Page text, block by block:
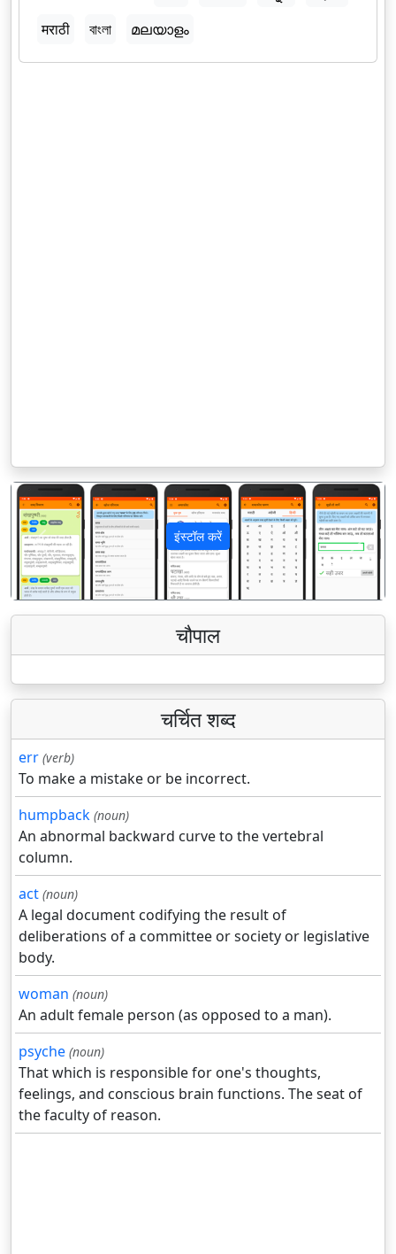
मराठी
বাংলা മലയാളം
इंस्टॉल करें
पिछला अगला
चौपाल
चर्चित शब्द
err (verb)
To make a mistake or be incorrect.
humpback (noun)
An abnormal backward curve to the vertebral
column.
act (noun)
A legal document codifying the result of
deliberations of a committee or society or legislative
body.
woman (noun)
An adult female person (as opposed to a man).
psyche (noun)
That which is responsible for one's thoughts,
feelings, and conscious brain functions. The seat of
the faculty of reason.